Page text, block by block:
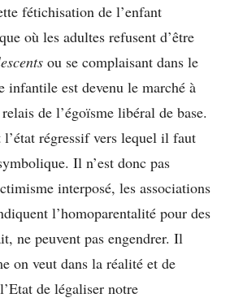
fétichisation de l’enfant
où les adultes refusent d’être
ou se complaisant dans le
infantile est devenu le marché à
de l’égoïsme libéral de base.
l’état régressif vers lequel il faut
Il n’est donc pas
interposé, les associations
l’homoparentalité pour des
ne peuvent pas engendrer. Il
on veut dans la réalité et de
de légaliser notre